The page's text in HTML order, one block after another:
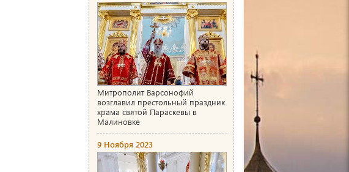
Митрополит Варсонофий
возглавил престольный праздник
храма святой Параскевы в
Малиновке
9 Ноября 2023